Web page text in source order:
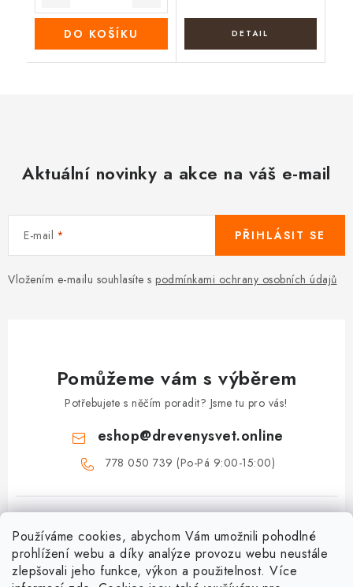
Používáme cookies, abychom Vám umožnili pohodlné
prohlížení webu a díky analýze provozu webu neustále
zlepšovali jeho funkce, výkon a použitelnost. Více
DO KOŠÍKU
Aktuální novinky a akce na váš e-mail
E-mail
Vložením e-mailu souhlasíte s podmínkami ochrany osobních údajů
PŘIHLÁSIT SE
Pomůžeme vám s výběrem
Potřebujete s něčím poradit? Jsme tu pro vás!
eshop@drevenysvet.online
778 050 739 (Po-Pá 9:00-15:00)